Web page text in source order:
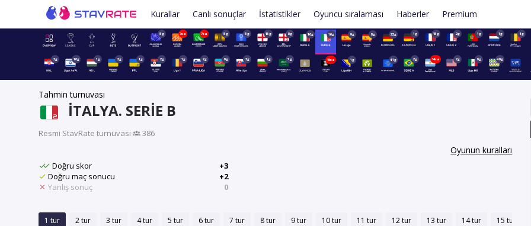
Kurallar Canlı sonuçlar İstatistikler Oyuncu sıralaması Haberler Premium
5g 7sa 7sa 5g 5g 15g 8g 16g 16g 9g 8g 22g 1g 15g 2g 1g 1g 1g
2g 16g 1g 2g 1g 2g 1g 2g 9g 2g 1g 7g 15sa 1g 41g 2g 14sa 2g 9g 49g
Tahmin turnuvası
İTALYA. SERIE B
Resmi StavRate turnuvası· 386
Oyunun kuralları
Doğru skor
+3
Doğru maç sonucu
+2
Yanlış sonuç
0
1 tur 2 tur 3 tur 4 tur 5 tur 6 tur 7 tur 8 tur 9 tur 10 tur 11 tur 12 tur 13 tur 14 tur 15 tur